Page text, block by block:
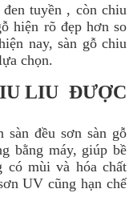
tuyền , còn chiu
hiện rõ đẹp hơn so
nay, sàn gỗ chiu
chọn.
LIU ĐƯỢC
sàn đều sơn sàn gỗ
bằng máy, giúp bề
có mùi và hóa chất
UV cũng hạn chế